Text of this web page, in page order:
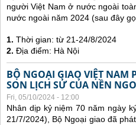
người Việt Nam ở nước ngoài
nước ngoài năm 2024 (sau đây
1. Thời gian: từ 21-24/8/2024
2. Địa điểm: Hà Nội
BỘ NGOẠI GIAO VIỆT NAM
SON LỊCH SỬ CỦA NỀN
Fri, 05/10/2024 - 12:00
Nhân dịp kỷ niệm 70 năm ngày
21/7/2024), Bộ Ngoại giao đã